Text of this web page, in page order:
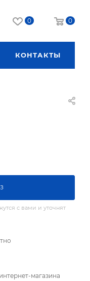
0 0
КОНТАКТЫ
с вами и уточнят
магазина